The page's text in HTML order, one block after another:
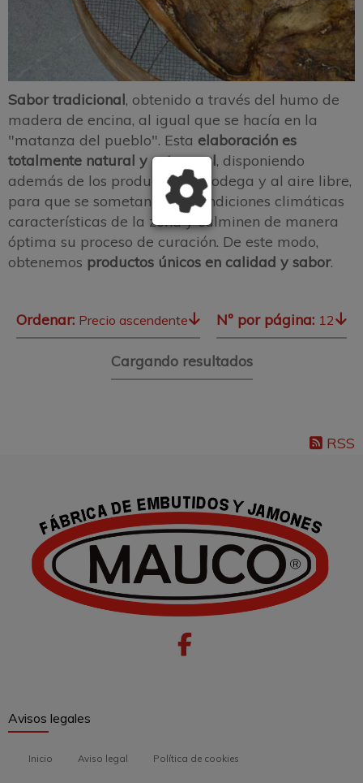
Sabor tradicional, obtenido a través del humo de
madera de encina, al igual que se hacía en la
"matanza del pueblo". Esta elaboración es
totalmente natural y artesanal, disponiendo
además de los productos en bodega y al aire libre,
para que se sometan a las condiciones climáticas
características de la zona y culminen de manera
óptima su proceso de curación. De este modo,
obtenemos productos únicos en calidad y sabor.
Ordenar: Precio ascendente Nº por página: 12
Cargando resultados
RSS
Avisos legales
Inicio Aviso legal Política de cookies